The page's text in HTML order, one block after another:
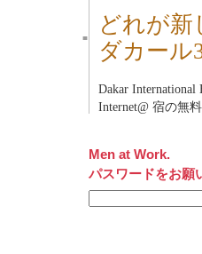
■
どれが新
ダカール
Dakar International
Internet@ 宿の無
Men at Work.
パスワードをお願